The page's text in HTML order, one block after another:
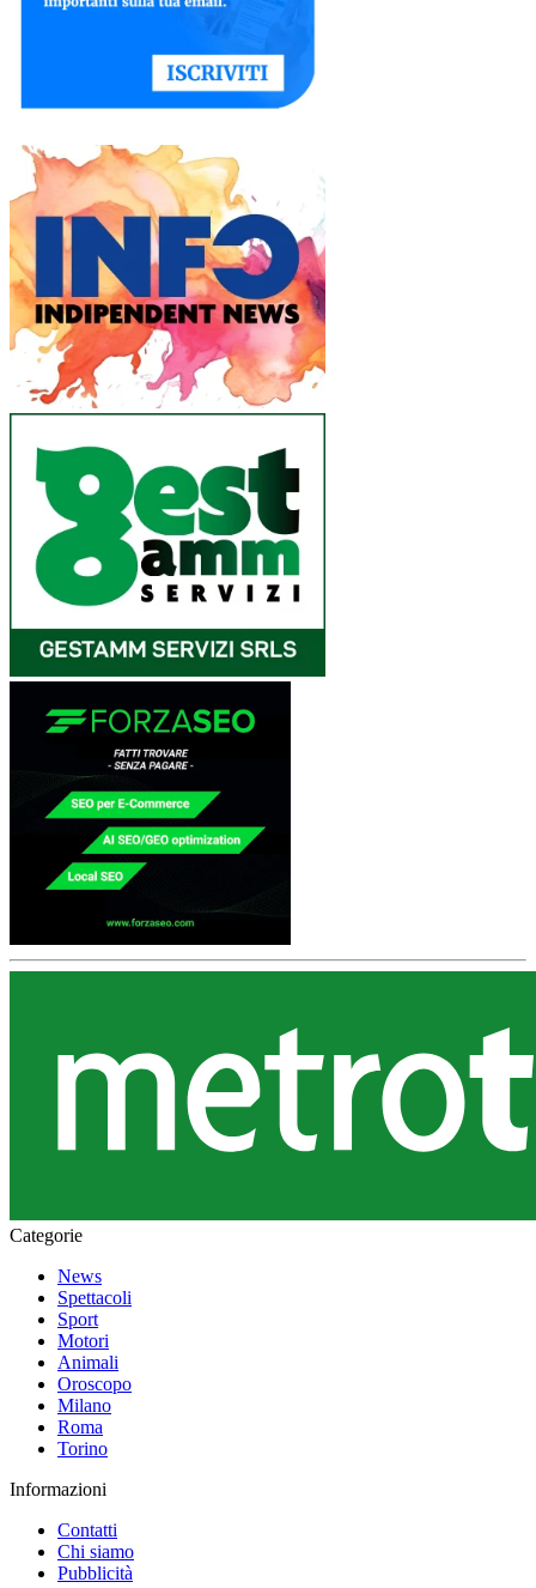
Categorie
News
Spettacoli
Sport
Motori
Animali
Oroscopo
Milano
Roma
Torino
Informazioni
Contatti
Chi siamo
Pubblicità